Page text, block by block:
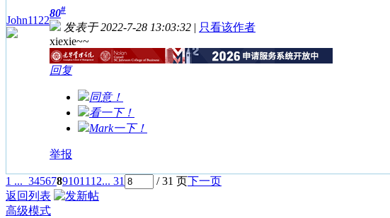
John1122
80#
发表于 2022-7-28 13:03:32 | 只看该作者
xiexie~~
回复
同意！
看一下！
Mark一下！
举报
1 ... 34567891011 12... 31 / 31 页下一页
返回列表
高级模式